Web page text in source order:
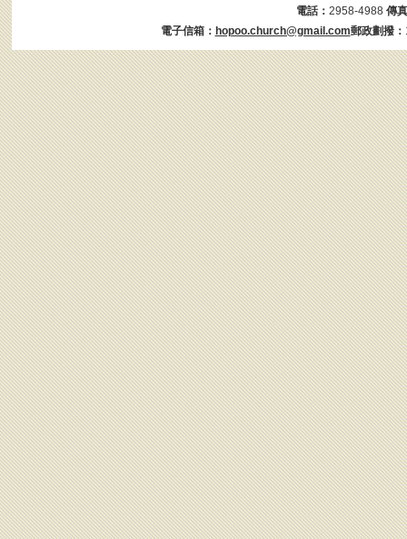
電話： 2958-4988 傳
電子信箱： hopoo.church@gmail.com郵政劃撥：